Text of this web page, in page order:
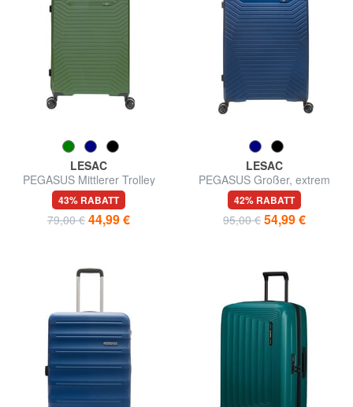
LESAC
PEGASUS Mittlerer Trolley
43% RABATT
79,00 € 44,99 €
LESAC
PEGASUS Großer, extrem
widerstandsfähiger Trolley
42% RABATT
95,00 € 54,99 €